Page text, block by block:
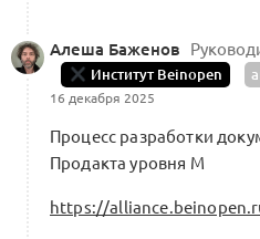
Алеша Баженов
Институт Beinopen
16 декабря 2025
Процесс разработки
Продакта уровня M
https://